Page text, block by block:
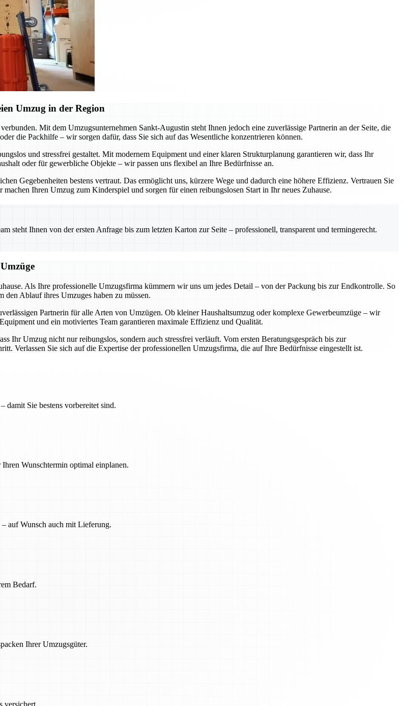
Umzug in der Region
Mit dem Umzugsunternehmen Sankt-Augustin steht Ihnen jedoch eine zuverlässige Partnerin an der Seite, die
die Packhilfe – wir sorgen dafür, dass Sie sich auf das Wesentliche konzentrieren können.
und stressfrei gestaltet. Mit modernem Equipment und einer klaren Strukturplanung garantieren wir, dass Ihr
oder für gewerbliche Objekte – wir passen uns flexibel an Ihre Bedürfnisse an.
Gegebenheiten bestens vertraut. Das ermöglicht uns, kürzere Wege und dadurch eine höhere Effizienz. Vertrauen Sie
Ihren Umzug zum Kinderspiel und sorgen für einen reibungslosen Start in Ihr neues Zuhause.
steht Ihnen von der ersten Anfrage bis zum letzten Karton zur Seite – professionell, transparent und termingerecht.
Als Ihre professionelle Umzugsfirma kümmern wir uns um jedes Detail – von der Packung bis zur Endkontrolle. So
den Ablauf ihres Umzuges haben zu müssen.
Partnerin für alle Arten von Umzügen. Ob kleiner Haushaltsumzug oder komplexe Gewerbeumzüge – wir
und ein motiviertes Team garantieren maximale Effizienz und Qualität.
Ihr Umzug nicht nur reibungslos, sondern auch stressfrei verläuft. Vom ersten Beratungsgespräch bis zur
Verlassen Sie sich auf die Expertise der professionellen Umzugsfirma, die auf Ihre Bedürfnisse eingestellt ist.
damit Sie bestens vorbereitet sind.
Wunschtermin optimal einplanen.
auf Wunsch auch mit Lieferung.
Bedarf.
Ihrer Umzugsgüter.
versichert.